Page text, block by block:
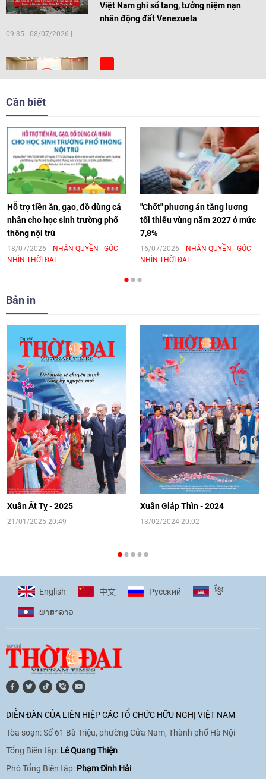
Việt Nam ghi sổ tang, tưởng niệm nạn
nhân động đất Venezuela
09:35 08/07/2026
[Video] Trẻ em Đông Á cùng kiến tạo
[Video] Âm nhạc flamenco gắn kết văn
hoá Việt Nam - Tây Ban Nha
11:10 17/06/2026
[Video] Trao tặng Kỷ niệm chương "Vì
hòa bình, hữu nghị giữa các dân tộc"
cho Đại sứ Hungary tại Việt Nam
[Video] Nhân dân Việt Nam luôn trân
trọng tình cảm của nước Nga
08:02 | 13/06/2026
Video: Cơ hội giao lưu quốc tế cho học
sinh Việt Nam tại trại hè Artek
14:41|12/06/2026
[Video] Đối ngoại nhân dân Thủ đô
hướng tới kết nối hiệu quả nguồn lực
người Việt Nam ở nước ngoài
16:58|10/06/2026
phó với biến đổi khí hậu
17:07|09/06/2026
[Video] Lào dành ưu tiên hàng đầu cho
quan hệ với Việt Nam
11:01 |09/06/2026
[Video] Doanh nghiệp Hoa Kỳ hỗ trợ
Việt Nam xác định danh tính người mất
Cần biết
Hỗ trợ tiền ăn, gạo, đồ dùng cá
nhân cho học sinh trường phổ
thông nội trú
18/07/2026
NHÂN QUYỀN - GÓC
NHÌN THỜI ĐẠI
"Chốt" phương án tăng lương
tối thiểu vùng năm 2027 ở mức
7,8%
16/07/2026
NHÂN QUYỀN - GÓC
NHÌN THỜI ĐẠI
Bản in
Xuân Ất Tỵ - 2025
21/01/2025 20:49
Xuân Giáp Thìn - 2024
13/02/2024 20:02
English 中文 Pусский ខ្មែរ
ພາ​ສາ​ລາວ
DIỄN ĐÀN CỦA LIÊN HIỆP CÁC TỔ CHỨC HỮU NGHỊ VIỆT NAM
Tòa soạn: Số 61 Bà Triệu, phường Cửa Nam, Thành phố Hà Nội
Tổng Biên tập: Lê Quang Thiện
Phó Tổng Biên tập: Phạm Đình Hải